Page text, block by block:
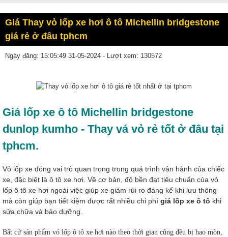
Giá Thay vỏ lốp xe hơi ô tô Michellin bridgestone
giá rẻ ở đâu tphcm
Ngày đăng: 15:05:49 31-05-2024 - Lượt xem: 130572
Giá lốp xe ô tô Michellin bridgestone
dunlop kumho - Thay vá vỏ rẻ tốt ở đâu tại
tphcm.
Vỏ lốp xe đóng vai trò quan trọng trong quá trình vận hành của chiếc
xe, đặc biệt là ô tô xe hơi. Về cơ bản, độ bền đạt tiêu chuẩn của vỏ
lốp ô tô xe hơi ngoài việc giúp xe giảm rủi ro đáng kể khi lưu thông
mà còn giúp bạn tiết kiệm được rất nhiều chi phí giá lốp xe ô tô khi
sửa chữa và bảo dưỡng.
Bất cứ sản phẩm vỏ lốp ô tô xe hơi nào theo thời gian cũng đều bị hao mòn,